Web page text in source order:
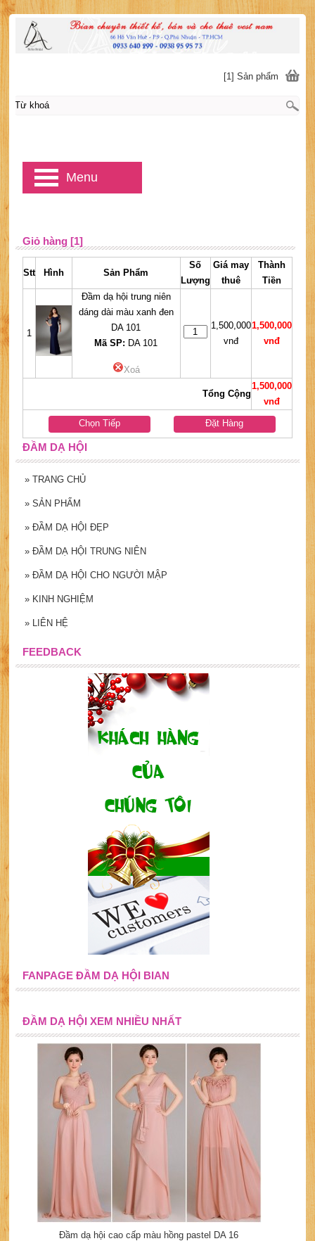
Giỏ hàng [1]
Stt Hình Sản Phẩm
Số
Lượng
Giá may
thuê
Thành
Tiền
1
Đầm dạ hội trung niên
dáng dài màu xanh đen
DA 101
Mã SP: DA 101
Xoá
1,500,000
vnđ
1,500,000
vnđ
Tổng Cộng
1,500,000
vnđ
Đặt Hàng
Chọn Tiếp
ĐẦM DẠ HỘI
» TRANG CHỦ
» SẢN PHẨM
» ĐẦM DẠ HỘI ĐẸP
» ĐẦM DẠ HỘI TRUNG NIÊN
» ĐẦM DẠ HỘI CHO NGƯỜI MẬP
» KINH NGHIỆM
» LIÊN HỆ
FEEDBACK
FANPAGE ĐẦM DẠ HỘI BIAN
ĐẦM DẠ HỘI XEM NHIỀU NHẤT
Đầm dạ hội cao cấp màu hồng pastel DA 16
[1] Sản phẩm
Menu